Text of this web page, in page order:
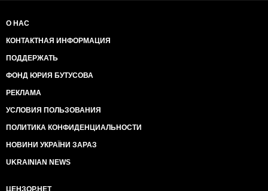
О НАС
КОНТАКТНАЯ ИНФОРМАЦИЯ
ПОДДЕРЖАТЬ
ФОНД ЮРИЯ БУТУСОВА
РЕКЛАМА
УСЛОВИЯ ПОЛЬЗОВАНИЯ
ПОЛИТИКА КОНФИДЕНЦИАЛЬНОСТИ
НОВИНИ УКРАЇНИ ЗАРАЗ
UKRAINIAN NEWS
ЦЕНЗОР.НЕТ